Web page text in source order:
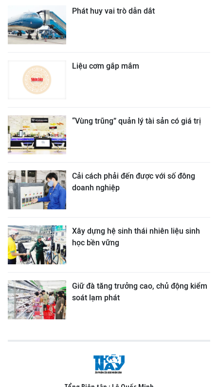
Phát huy vai trò dẫn dắt
Liệu cơm gắp mắm
“Vùng trũng” quản lý tài sản có giá trị
Cải cách phải đến được với số đông
doanh nghiệp
Xây dựng hệ sinh thái nhiên liệu sinh
học bền vững
Giữ đà tăng trưởng cao, chủ động kiểm
soát lạm phát